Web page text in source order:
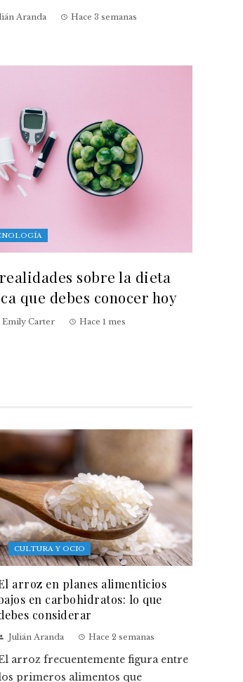
Aranda Hace 3 semanas
sobre la dieta
que debes conocer hoy
Emily Carter Hace 1 mes
CULTURA Y OCIO
arroz en planes alimenticios
en carbohidratos: lo que
considerar
Julián Aranda Hace 2 semanas
arroz frecuentemente figura entre
primeros alimentos que